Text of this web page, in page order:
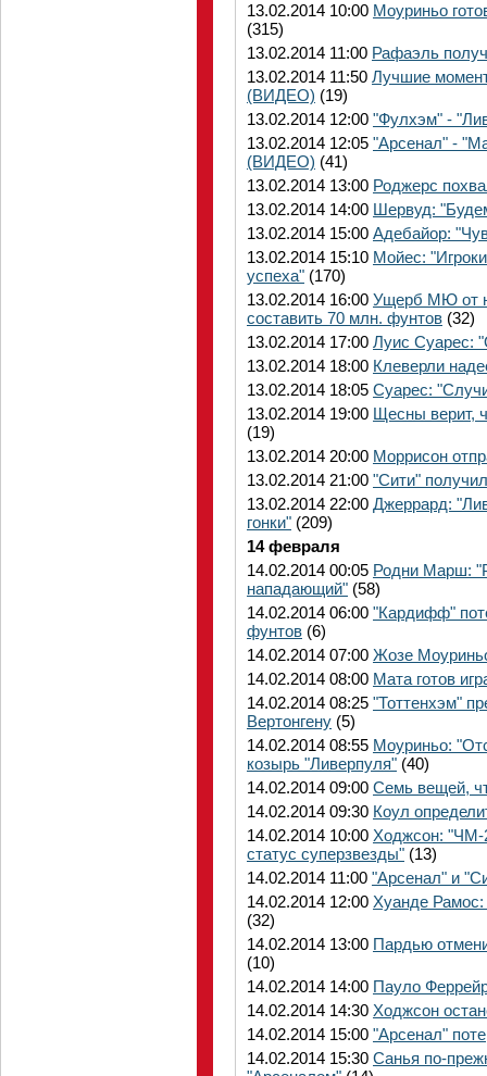
13.02.2014 10:00 Моуриньо
(315)
13.02.2014 11:00 Рафаэль
13.02.2014 11:50 Лучшие
(ВИДЕО) (19)
13.02.2014 12:00 "Фулхэм" -
13.02.2014 12:05 "Арсенал" -
(ВИДЕО) (41)
13.02.2014 13:00 Роджерс
13.02.2014 14:00 Шервуд:
13.02.2014 15:00 Адебайор:
13.02.2014 15:10 Мойес:
успеха" (170)
13.02.2014 16:00 Ущерб МЮ от
составить 70 млн. фунтов (32)
13.02.2014 17:00 Луис Суарес:
13.02.2014 18:00 Клеверли
13.02.2014 18:05 Суарес:
13.02.2014 19:00 Щесны верит,
(19)
13.02.2014 20:00 Моррисон
13.02.2014 21:00 "Сити"
13.02.2014 22:00 Джеррард:
гонки" (209)
14 февраля
14.02.2014 00:05 Родни Марш:
нападающий" (58)
14.02.2014 06:00 "Кардифф"
фунтов (6)
14.02.2014 07:00 Жозе
14.02.2014 08:00 Мата готов
14.02.2014 08:25 "Тоттенхэм"
Вертонгену (5)
14.02.2014 08:55 Моуриньо:
козырь "Ливерпуля" (40)
14.02.2014 09:00 Семь вещей,
14.02.2014 09:30 Коул
14.02.2014 10:00 Ходжсон: "ЧМ-
статус суперзвезды" (13)
14.02.2014 11:00 "Арсенал" и
14.02.2014 12:00 Хуанде Рамос:
(32)
14.02.2014 13:00 Пардью
(10)
14.02.2014 14:00 Пауло
14.02.2014 14:30 Ходжсон
14.02.2014 15:00 "Арсенал"
14.02.2014 15:30 Санья по-